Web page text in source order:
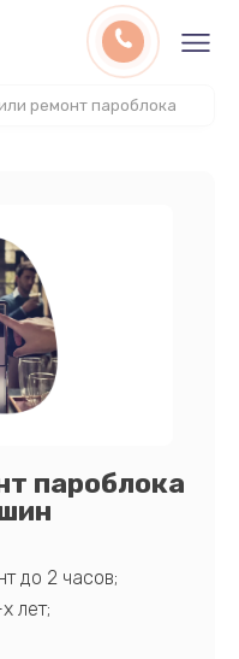
ремонт пароблока
пароблока
до 2 часов;
лет;